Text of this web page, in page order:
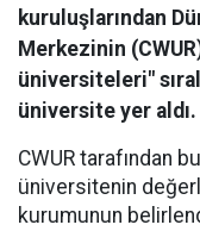
kuruluşlarından
Merkezinin
üniversiteleri"
üniversite yer aldı.
CWUR tarafından
üniversitenin
kurumunun